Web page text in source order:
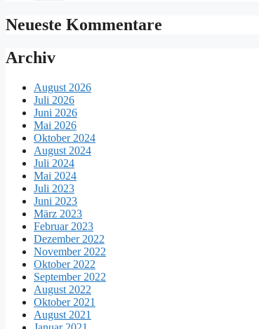
Neueste Kommentare
Archiv
August 2026
Juli 2026
Juni 2026
Mai 2026
Oktober 2024
August 2024
Juli 2024
Mai 2024
Juli 2023
Juni 2023
März 2023
Februar 2023
Dezember 2022
November 2022
Oktober 2022
September 2022
August 2022
Oktober 2021
August 2021